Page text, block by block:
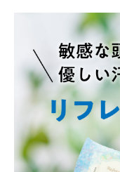
製造国
日本
製造販売元
株式会社コーヨー化成